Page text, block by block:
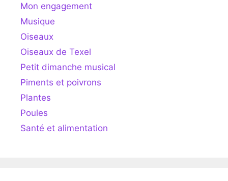
Mon engagement
Musique
Oiseaux
Oiseaux de Texel
Petit dimanche musical
Piments et poivrons
Plantes
Poules
Santé et alimentation